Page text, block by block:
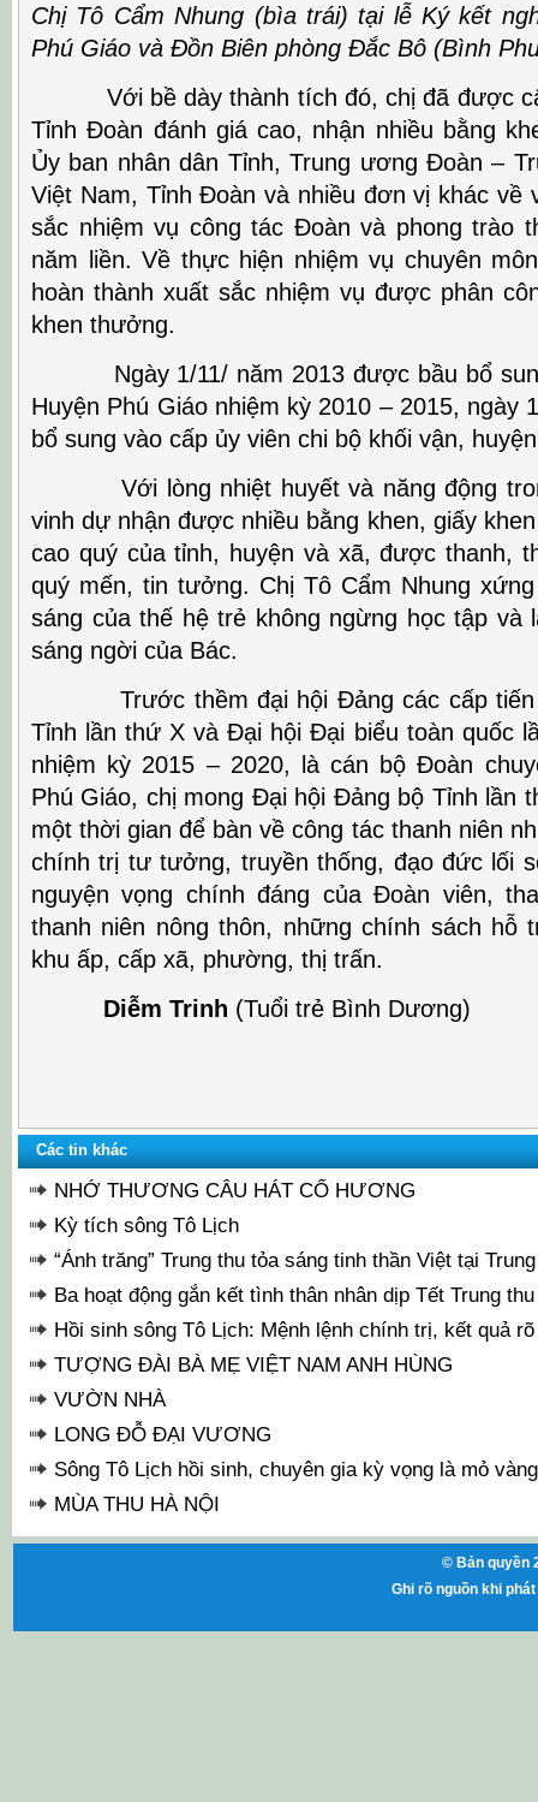
Chị Tô Cẩm Nhung (bìa trái) tại lễ Ký kết
Phú Giáo và Đồn Biên phòng Đắc Bô (Bình
Với bề dày thành tích đó, chị đã được
Tỉnh Đoàn đánh giá cao, nhận nhiều bằng
Ủy ban nhân dân Tỉnh, Trung ương Đoàn –
Việt Nam, Tỉnh Đoàn và nhiều đơn vị khác về
sắc nhiệm vụ công tác Đoàn và phong trào
năm liền. Về thực hiện nhiệm vụ chuyên
hoàn thành xuất sắc nhiệm vụ được phân
khen thưởng.
Ngày 1/11/ năm 2013 được bầu bổ
Huyện Phú Giáo nhiệm kỳ 2010 – 2015, ngày
bổ sung vào cấp ủy viên chi bộ khối vận,
Với lòng nhiệt huyết và năng động
vinh dự nhận được nhiều bằng khen, giấy
cao quý của tỉnh, huyện và xã, được thanh,
quý mến, tin tưởng. Chị Tô Cẩm Nhung
sáng của thế hệ trẻ không ngừng học tập và
sáng ngời của Bác.
Trước thềm đại hội Đảng các cấp tiến
Tỉnh lần thứ X và Đại hội Đại biểu toàn quốc
nhiệm kỳ 2015 – 2020, là cán bộ Đoàn
Phú Giáo, chị mong Đại hội Đảng bộ Tỉnh lần
một thời gian để bàn về công tác thanh niên
chính trị tư tưởng, truyền thống, đạo đức lối
nguyện vọng chính đáng của Đoàn viên,
thanh niên nông thôn, những chính sách hỗ
khu ấp, cấp xã, phường, thị trấn.
Diễm Trinh (Tuổi trẻ Bình Dương)
Các tin khác
NHỚ THƯƠNG CÂU HÁT CỐ HƯƠNG
Kỳ tích sông Tô Lịch
“Ánh trăng” Trung thu tỏa sáng tinh thần Việt tại
Ba hoạt động gắn kết tình thân nhân dịp Tết Trung thu
Hồi sinh sông Tô Lịch: Mệnh lệnh chính trị, kết quả
TƯỢNG ĐÀI BÀ MẸ VIỆT NAM ANH HÙNG
VƯỜN NHÀ
LONG ĐỖ ĐẠI VƯƠNG
Sông Tô Lịch hồi sinh, chuyên gia kỳ vọng là mỏ
MÙA THU HÀ NỘI
© Bản quyền
Ghi rõ nguồn khi